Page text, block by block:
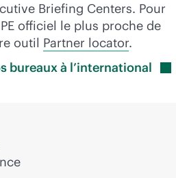
Briefing Centers. Pour
officiel le plus proche de
outil Partner locator.
bureaux à l’international